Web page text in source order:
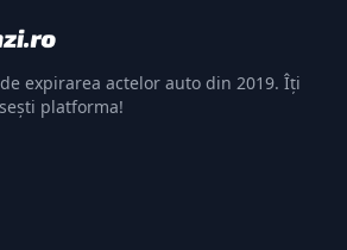
expirarea actelor auto din 2019. Îți
platforma!